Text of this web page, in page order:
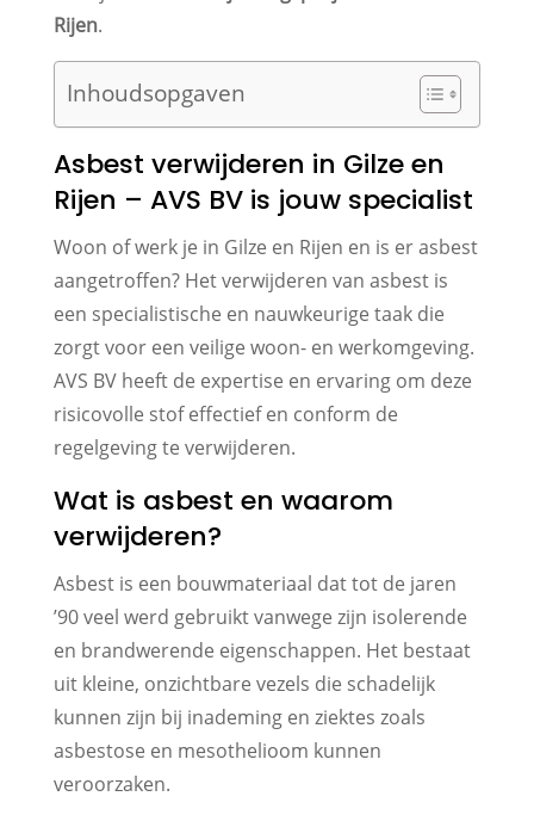
Rijen.
Inhoudsopgaven
Asbest verwijderen in Gilze en
Rijen – AVS BV is jouw specialist
Woon of werk je in Gilze en Rijen en is er asbest
aangetroffen? Het verwijderen van asbest is
een specialistische en nauwkeurige taak die
zorgt voor een veilige woon- en werkomgeving.
AVS BV heeft de expertise en ervaring om deze
risicovolle stof effectief en conform de
regelgeving te verwijderen.
Wat is asbest en waarom
verwijderen?
Asbest is een bouwmateriaal dat tot de jaren
’90 veel werd gebruikt vanwege zijn isolerende
en brandwerende eigenschappen. Het bestaat
uit kleine, onzichtbare vezels die schadelijk
kunnen zijn bij inademing en ziektes zoals
asbestose en mesothelioom kunnen
veroorzaken.